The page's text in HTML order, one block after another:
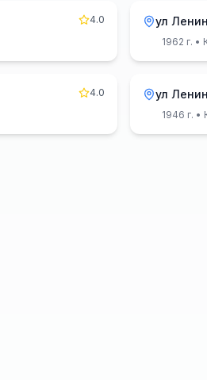
4.0
ул
1962 г. •
4.0
ул
1946 г. •